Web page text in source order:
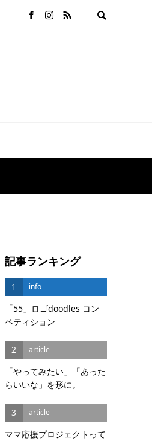
記事ランキング
1 info
「55」ロゴdoodles コン
ペティション
2 article
「やってみたい」「あった
らいいな」を形に。
3 article
ママ応援プロジェクトって